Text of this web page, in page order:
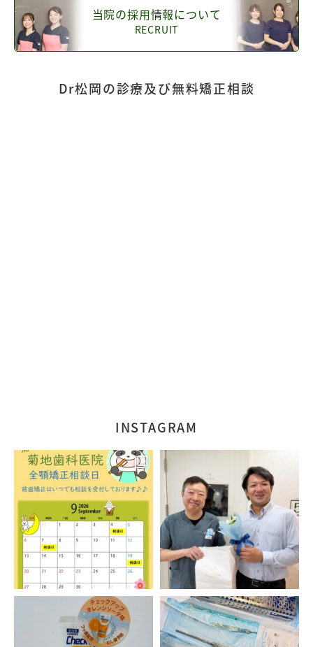
当院の採用情報について
RECRUIT
Dr松岡の診療及び無料矯正相談
INSTAGRAM